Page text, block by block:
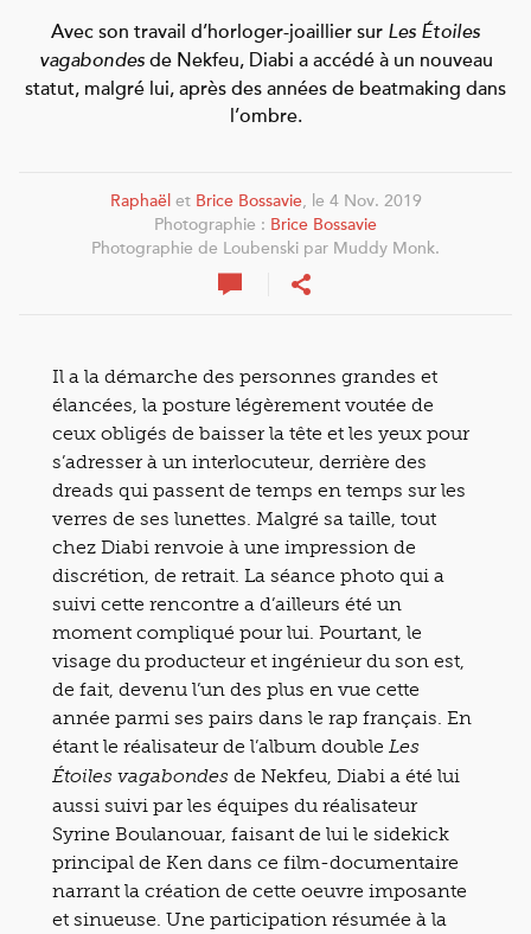
Avec son travail d’horloger-joaillier sur Les Étoiles
vagabondesde Nekfeu, Diabi a accédé à un nouveau
statut, malgré lui, après des années de beatmaking dans
l’ombre.
Raphaël et Brice Bossavie, le 4 Nov. 2019
Photographie : Brice Bossavie
Photographie de Loubenski par Muddy Monk.
Il a la démarche des personnes grandes et
élancées, la posture légèrement voutée de
ceux obligés de baisser la tête et les yeux pour
s’adresser à un interlocuteur, derrière des
dreads qui passent de temps en temps sur les
verres de ses lunettes. Malgré sa taille, tout
chez Diabi renvoie à une impression de
discrétion, de retrait. La séance photo qui a
suivi cette rencontre a d’ailleurs été un
moment compliqué pour lui. Pourtant, le
visage du producteur et ingénieur du son est,
de fait, devenu l’un des plus en vue cette
année parmi ses pairs dans le rap français. En
étant le réalisateur de l’album double Les
Étoiles vagabondes de Nekfeu, Diabi a été lui
aussi suivi par les équipes du réalisateur
Syrine Boulanouar, faisant de lui le sidekick
principal de Ken dans ce film-documentaire
narrant la création de cette oeuvre imposante
et sinueuse. Une participation résumée à la